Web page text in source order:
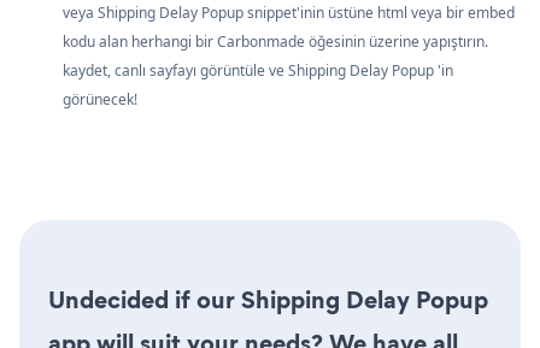
veya Shipping Delay Popup snippet'inin üstüne html veya bir embed
kodu alan herhangi bir Carbonmade öğesinin üzerine yapıştırın.
kaydet, canlı sayfayı görüntüle ve Shipping Delay Popup 'in
görünecek!
Undecided if our Shipping Delay Popup